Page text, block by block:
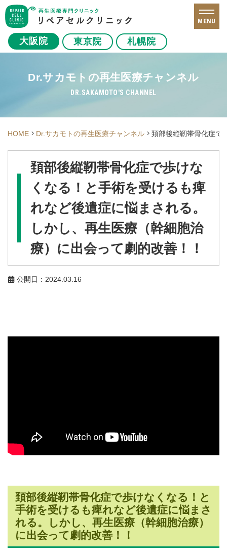
大阪院 東京院 札幌院
MENU
Dr.サカモトの再生医療チャンネル
DR.SAKAMOTO'S CHANNEL
HOME Dr.サカモトの再生医療チャンネル 頚部後縦靭帯骨化症で
頚部後縦靭帯骨化症で歩けな
くなる！と手術を受けるも痺
れなど後遺症に悩まされる。
しかし、再生医療（幹細胞治
療）に出会って劇的改善！！
公開日：2024.03.16
頚部後縦靭帯骨化症で歩けなくなる！と
手術を受けるも痺れなど後遺症に悩まさ
れる。しかし、再生医療（幹細胞治療）
に出会って劇的改善！！